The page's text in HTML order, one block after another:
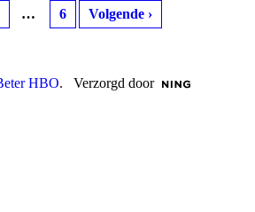
… 6 Volgende ›
HBO. Verzorgd door